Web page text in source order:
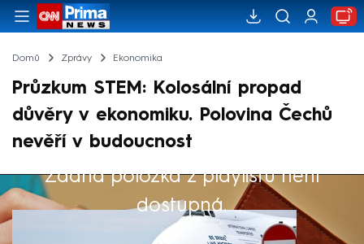
Domů Zprávy Ekonomika
Průzkum STEM: Kolosální propad
důvěry v ekonomiku. Polovina Čechů
nevěří v budoucnost
Žádná položka z playlistu není
dostupná.
Výběr redakce